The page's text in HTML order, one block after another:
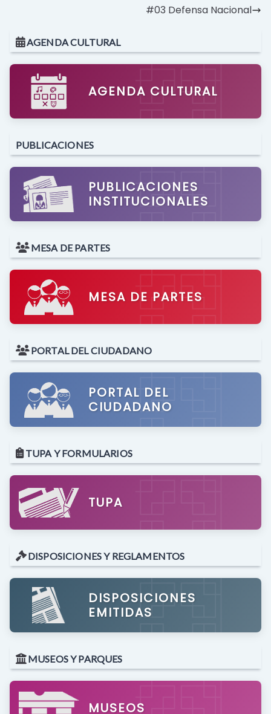
#03 Defensa Nacional
AGENDA CULTURAL
AGENDA CULTURAL
PUBLICACIONES
PUBLICACIONES
INSTITUCIONALES
MESA DE PARTES
MESA DE PARTES
PORTAL DEL CIUDADANO
PORTAL DEL
CIUDADANO
TUPA Y FORMULARIOS
TUPA
DISPOSICIONES Y REGLAMENTOS
DISPOSICIONES
EMITIDAS
MUSEOS Y PARQUES
MUSEOS